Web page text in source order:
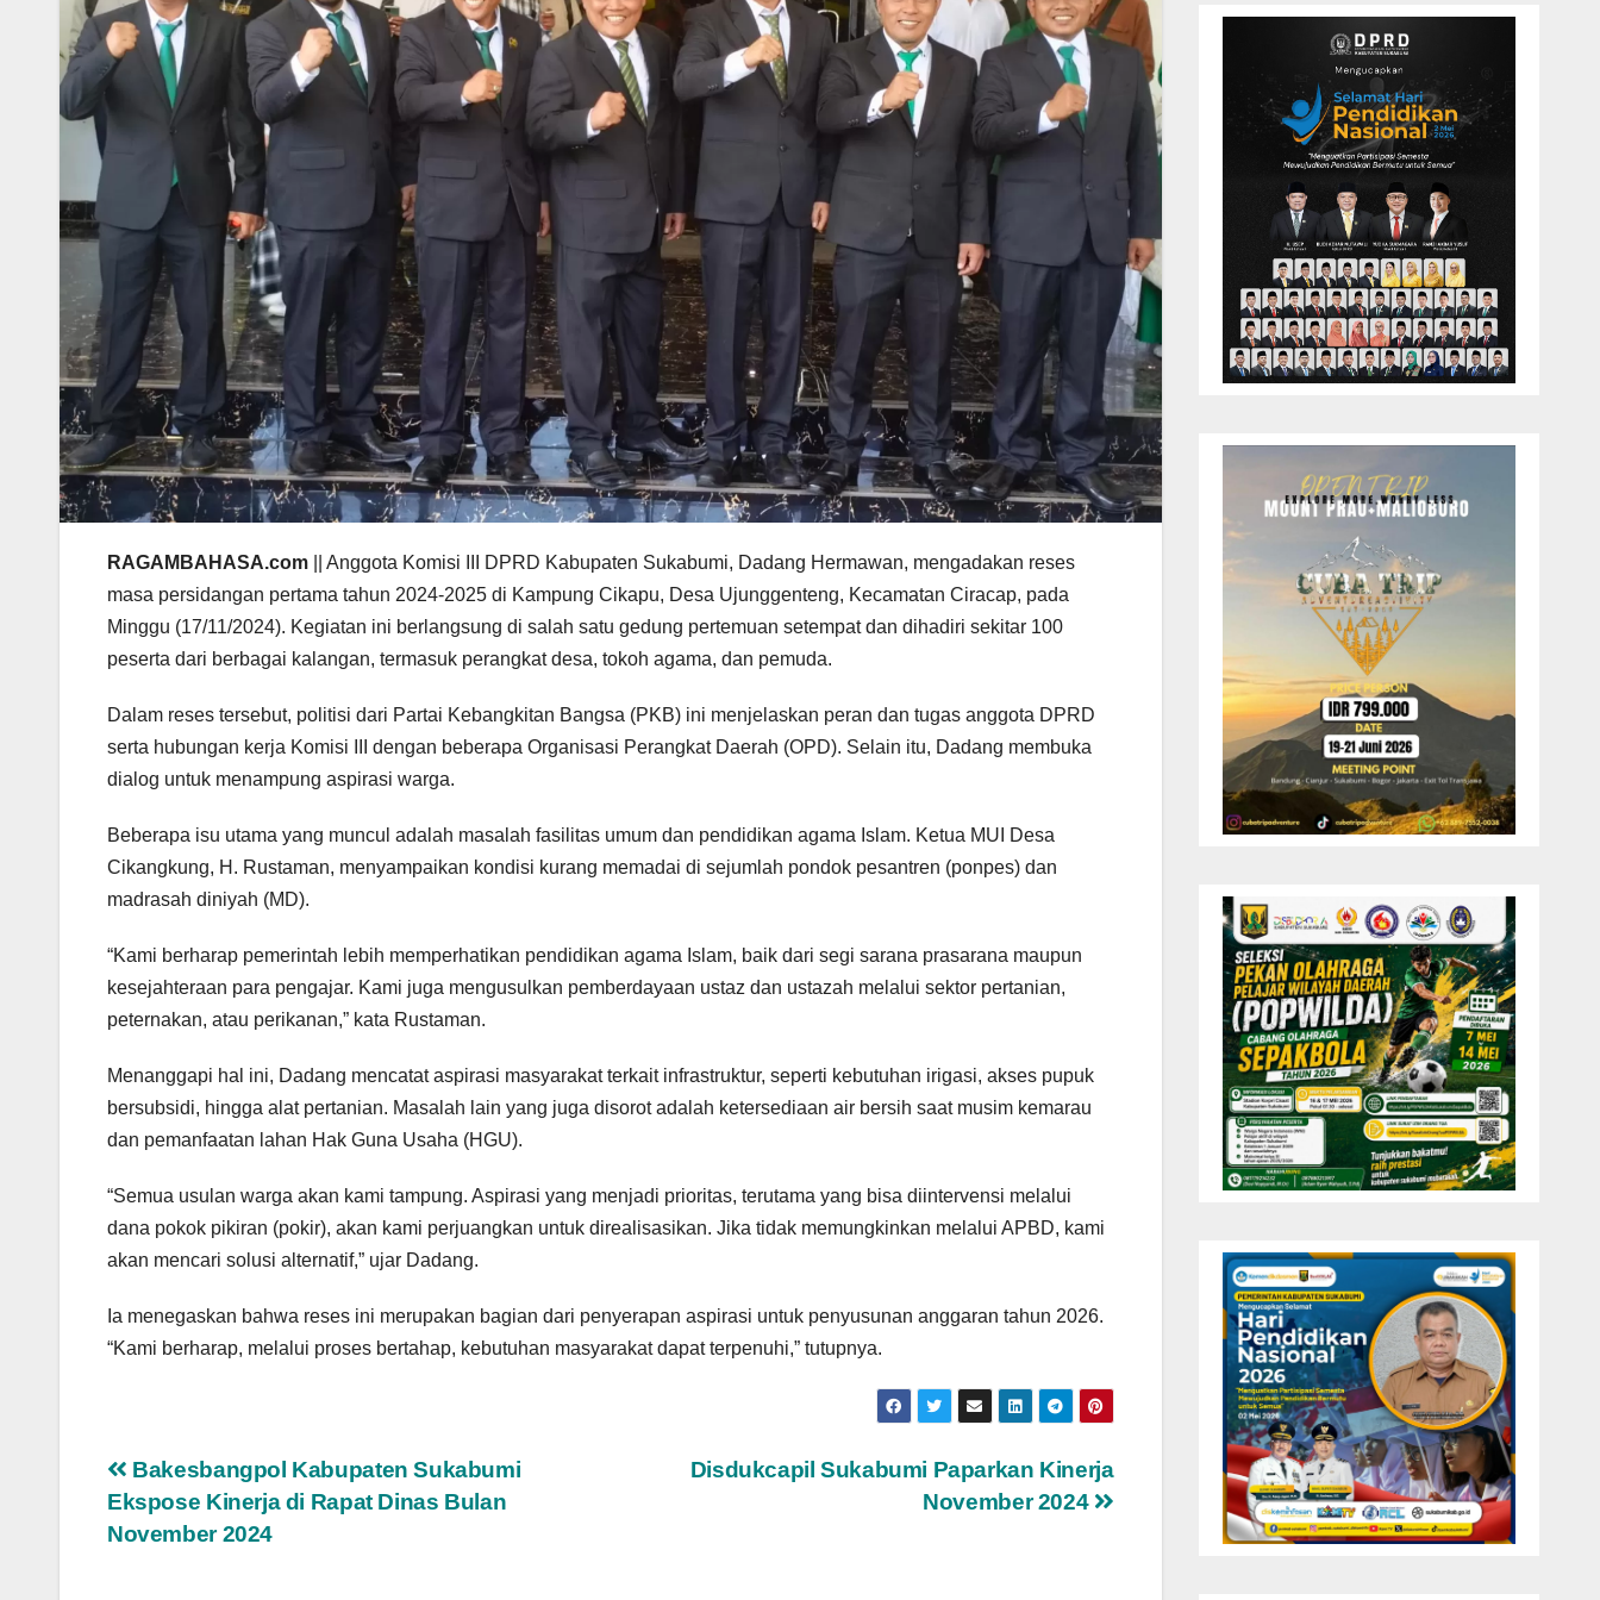
RAGAMBAHASA.com || Anggota Komisi III DPRD Kabupaten Sukabumi, Dadang Hermawan, mengadakan reses
masa persidangan pertama tahun 2024-2025 di Kampung Cikapu, Desa Ujunggenteng, Kecamatan Ciracap, pada
Minggu (17/11/2024). Kegiatan ini berlangsung di salah satu gedung pertemuan setempat dan dihadiri sekitar 100
peserta dari berbagai kalangan, termasuk perangkat desa, tokoh agama, dan pemuda.
Dalam reses tersebut, politisi dari Partai Kebangkitan Bangsa (PKB) ini menjelaskan peran dan tugas anggota DPRD
serta hubungan kerja Komisi III dengan beberapa Organisasi Perangkat Daerah (OPD). Selain itu, Dadang membuka
dialog untuk menampung aspirasi warga.
Beberapa isu utama yang muncul adalah masalah fasilitas umum dan pendidikan agama Islam. Ketua MUI Desa
Cikangkung, H. Rustaman, menyampaikan kondisi kurang memadai di sejumlah pondok pesantren (ponpes) dan
madrasah diniyah (MD).
“Kami berharap pemerintah lebih memperhatikan pendidikan agama Islam, baik dari segi sarana prasarana maupun
kesejahteraan para pengajar. Kami juga mengusulkan pemberdayaan ustaz dan ustazah melalui sektor pertanian,
peternakan, atau perikanan,” kata Rustaman.
Menanggapi hal ini, Dadang mencatat aspirasi masyarakat terkait infrastruktur, seperti kebutuhan irigasi, akses pupuk
bersubsidi, hingga alat pertanian. Masalah lain yang juga disorot adalah ketersediaan air bersih saat musim kemarau
dan pemanfaatan lahan Hak Guna Usaha (HGU).
“Semua usulan warga akan kami tampung. Aspirasi yang menjadi prioritas, terutama yang bisa diintervensi melalui
dana pokok pikiran (pokir), akan kami perjuangkan untuk direalisasikan. Jika tidak memungkinkan melalui APBD, kami
akan mencari solusi alternatif,” ujar Dadang.
Ia menegaskan bahwa reses ini merupakan bagian dari penyerapan aspirasi untuk penyusunan anggaran tahun 2026.
“Kami berharap, melalui proses bertahap, kebutuhan masyarakat dapat terpenuhi,” tutupnya.
Navigasi
pos
Disdukcapil Sukabumi Paparkan Kinerja
November 2024
Bakesbangpol Kabupaten Sukabumi
Ekspose Kinerja di Rapat Dinas Bulan
November 2024